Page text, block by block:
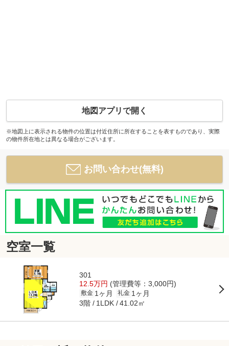
地図アプリで開く
※地図上に表示される物件の位置は付近住所に所在することを表すものであり、実際
の物件所在地とは異なる場合がございます。
お問い合わせ(無料)
空室一覧
301
12.5万円 (管理費等：3,000円)
敷金 1ヶ月 礼金 1ヶ月
3階 1LDK 41.02㎡